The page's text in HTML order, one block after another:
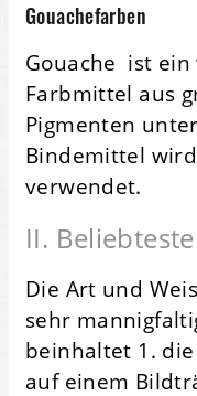
Gouachefarben
Gouache ist ein
Farbmittel aus
Pigmenten
Bindemittel
verwendet.
II.
Die Art und
sehr
beinhaltet 1.
auf einem